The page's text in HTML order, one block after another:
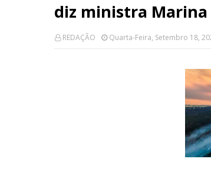
diz ministra Marina
REDAÇÃO Quarta-Feira, Setembro 18,